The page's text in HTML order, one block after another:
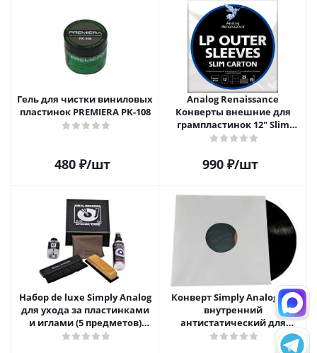
Гель для чистки виниловых
пластинок PREMIERA PK-108
480 ₽/шт
Analog Renaissance
Конверты внешние для
грампластинок 12" Slim
Carton (25 шт)
990 ₽/шт
Набор de luxe Simply Analog
для ухода за пластинками
и иглами (5 предметов)
SAVC003
Конверт Simply Analog 12"
внутренний
антистатический для
пластинок (25шт)